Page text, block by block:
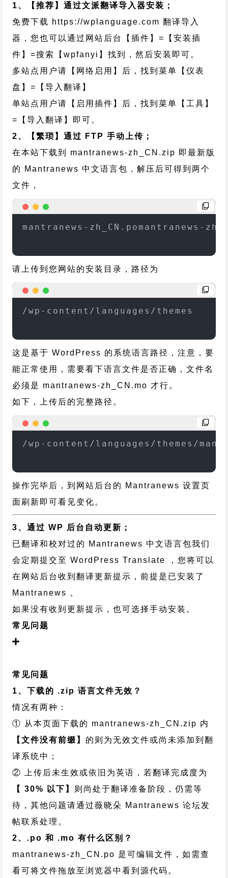
1、【推荐】通过文派翻译导入器安装；
免费下载 https://wplanguage.com 翻译导入
器，您也可以通过网站后台【插件】=【安装插
件】=搜索【wpfanyi】找到，然后安装即可。
多站点用户请【网络启用】后，找到菜单【仪表
盘】=【导入翻译】
单站点用户请【启用插件】后，找到菜单【工具】
=【导入翻译】即可。
2、【繁琐】通过 FTP 手动上传；
在本站下载到 mantranews-zh_CN.zip 即最新版
的 Mantranews 中文语言包，解压后可得到两个
文件，
mantranews-zh_CN.pomantranews-
请上传到您网站的安装目录，路径为
/wp-content/languages/themes
这是基于 WordPress 的系统语言路径，注意，要
能正常使用，需要看下语言文件是否正确，文件名
必须是 mantranews-zh_CN.mo 才行。
如下，上传后的完整路径。
/wp-content/languages/themes/
操作完毕后，到网站后台的 Mantranews 设置页
面刷新即可看见变化。
3、通过 WP 后台自动更新；
已翻译和校对过的 Mantranews 中文语言包我们
会定期提交至 WordPress Translate ，您将可以
在网站后台收到翻译更新提示，前提是已安装了
Mantranews 。
如果没有收到更新提示，也可选择手动安装。
常见问题
常见问题
1、下载的 .zip 语言文件无效？
情况有两种：
① 从本页面下载的 mantranews-zh_CN.zip 内
【文件没有前缀】 的则为无效文件或尚未添加到翻
译系统中；
② 上传后未生效或依旧为英语，若翻译完成度为
【 30% 以下】 则尚处于翻译准备阶段，仍需等
待，其他问题请通过薇晓朵 Mantranews 论坛发
帖联系处理。
2、.po 和 .mo 有什么区别？
mantranews-zh_CN.po 是可编辑文件，如需查
看可将文件拖放至浏览器中看到源代码。